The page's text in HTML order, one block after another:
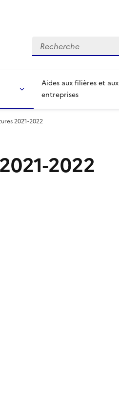
Recherche
Aides aux filières et aux
entreprises
2021-2022
2022